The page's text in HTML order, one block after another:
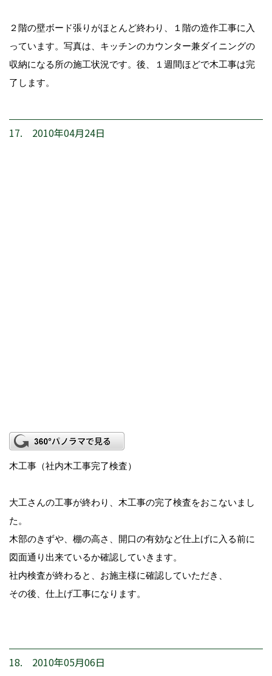
２階の壁ボード張りがほとんど終わり、１階の造作工事に入
っています。写真は、キッチンのカウンター兼ダイニングの
収納になる所の施工状況です。後、１週間ほどで木工事は完
了します。
17. 2010年04月24日
木工事（社内木工事完了検査）
大工さんの工事が終わり、木工事の完了検査をおこないまし
た。
木部のきずや、棚の高さ、開口の有効など仕上げに入る前に
図面通り出来ているか確認していきます。
社内検査が終わると、お施主様に確認していただき、
その後、仕上げ工事になります。
18. 2010年05月06日